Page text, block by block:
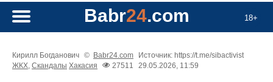
18+
Babr24.com
Кирилл Богданович © Babr24.com
Источник: https://t.me/sibactivist
ЖКХ, Скандалы Хакасия 27511 29.05.2026, 11:59